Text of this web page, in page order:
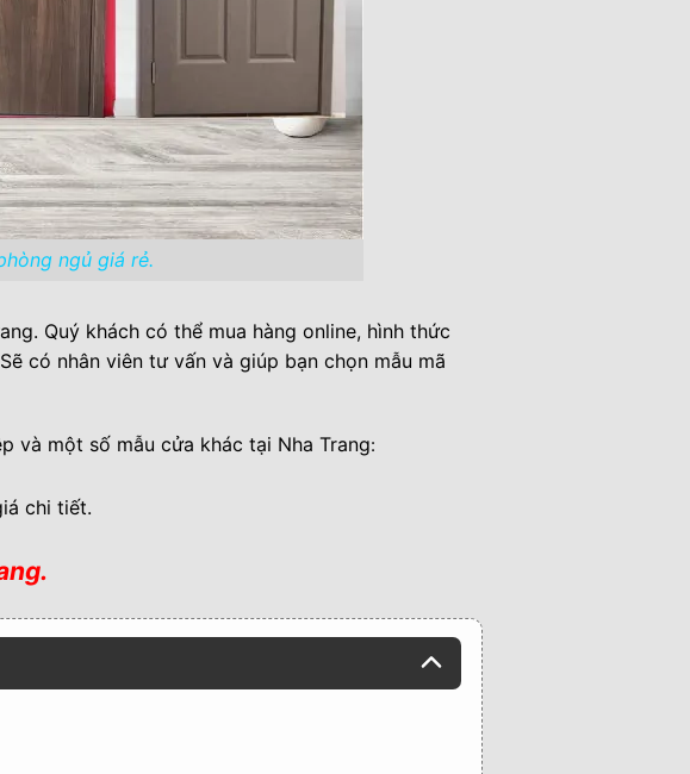
ngủ giá rẻ.
Quý khách có thể mua hàng online, hình thức
có nhân viên tư vấn và giúp bạn chọn mẫu mã
và một số mẫu cửa khác tại Nha Trang:
chi tiết.